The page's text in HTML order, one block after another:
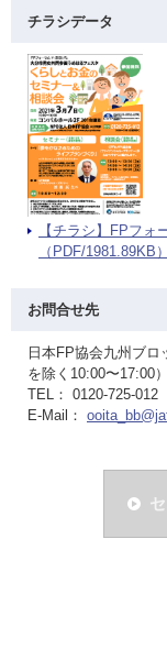
チラシデータ
【チラシ】FPフォ
（PDF/1981.89KB）
お問合せ先
日本FP協会九州ブ
を除く10:00〜17:00）
TEL： 0120-725-012
E-Mail：